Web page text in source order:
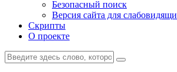
Безопасный поиск
Версия сайта для
Скрипты
О проекте